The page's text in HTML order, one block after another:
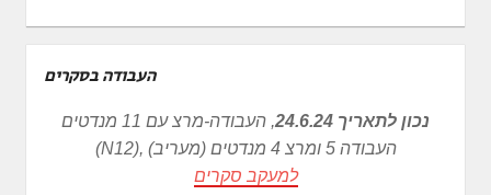
העבודה בסקרים
נכון לתאריך 24.6.24
, העבודה-מרצ עם 11 מנדטים
(N12), העבודה 5 ומרצ 4 מנדטים (מעריב)
למעקב סקרים